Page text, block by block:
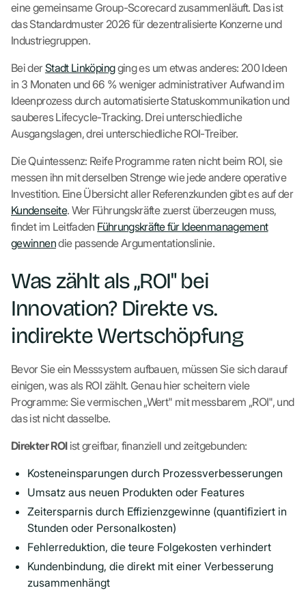
eine gemeinsame Group-Scorecard zusammenläuft. Das ist
das Standardmuster 2026 für dezentralisierte Konzerne und
Industriegruppen.
Bei der Stadt Linköpingging es um etwas anderes: 200 Ideen
in 3 Monaten und 66 % weniger administrativer Aufwand im
Ideenprozess durch automatisierte Statuskommunikation und
sauberes Lifecycle-Tracking. Drei unterschiedliche
Ausgangslagen, drei unterschiedliche ROI-Treiber.
Die Quintessenz: Reife Programme raten nicht beim ROI, sie
messen ihn mit derselben Strenge wie jede andere operative
Investition. Eine Übersicht aller Referenzkunden gibt es auf der
Kundenseite. Wer Führungskräfte zuerst überzeugen muss,
findet im Leitfaden Führungskräfte für Ideenmanagement
gewinnendie passende Argumentationslinie.
Was zählt als „ROI" bei
Innovation? Direkte vs.
indirekte Wertschöpfung
Bevor Sie ein Messsystem aufbauen, müssen Sie sich darauf
einigen, was als ROI zählt. Genau hier scheitern viele
Programme: Sie vermischen „Wert" mit messbarem „ROI", und
das ist nicht dasselbe.
Direkter ROIist greifbar, finanziell und zeitgebunden:
Kosteneinsparungen durch Prozessverbesserungen
Umsatz aus neuen Produkten oder Features
Zeitersparnis durch Effizienzgewinne (quantifiziert in
Stunden oder Personalkosten)
Fehlerreduktion, die teure Folgekosten verhindert
Kundenbindung, die direkt mit einer Verbesserung
zusammenhängt